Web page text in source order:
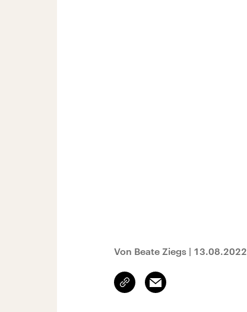
Von Beate Ziegs | 13.08.2022
Link
kopieren/teilen
Email